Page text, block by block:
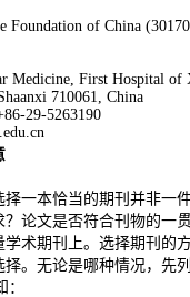
Foundation of China
Medicine, First Hospital of
710061, China
29-5263190
一本恰当的期刊并非一
论文是否符合刊物的一
术期刊上。选择期刊的
。无论是哪种情况，先